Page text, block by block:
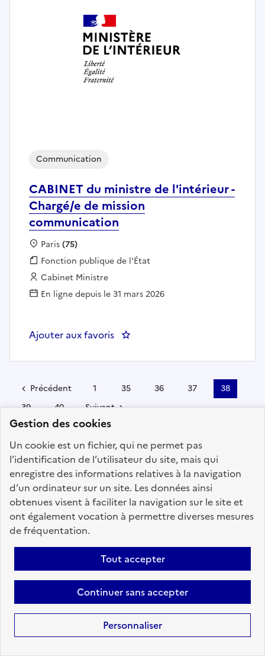
Gestion des cookies
Un cookie est un fichier, qui ne permet pas
l’identification de l’utilisateur du site, mais qui
enregistre des informations relatives à la navigation
d’un ordinateur sur un site. Les données ainsi
obtenues visent à faciliter la navigation sur le site et
ont également vocation à permettre diverses mesures
de fréquentation.
Tout accepter
Continuer sans accepter
Personnaliser
CABINET du ministre de l'intérieur -
Chargé/e de mission
communication
Communication
Localisation :
Paris(75)
Fonction publique :
Fonction publique de l'État
Employeur :
Cabinet Ministre
En ligne depuis le 31 mars 2026
Ajouter aux favoris : CABINET du ministre de
Précédent 1 35 36 37
38
39
40 Suivant
Téléchargez dès à
mobile “Choisir le
service public”
Avec l’application, retrouvez en
tous lieux et en toutes
disponibles dans l'ensemble des
trois versants de la fonction
publique.